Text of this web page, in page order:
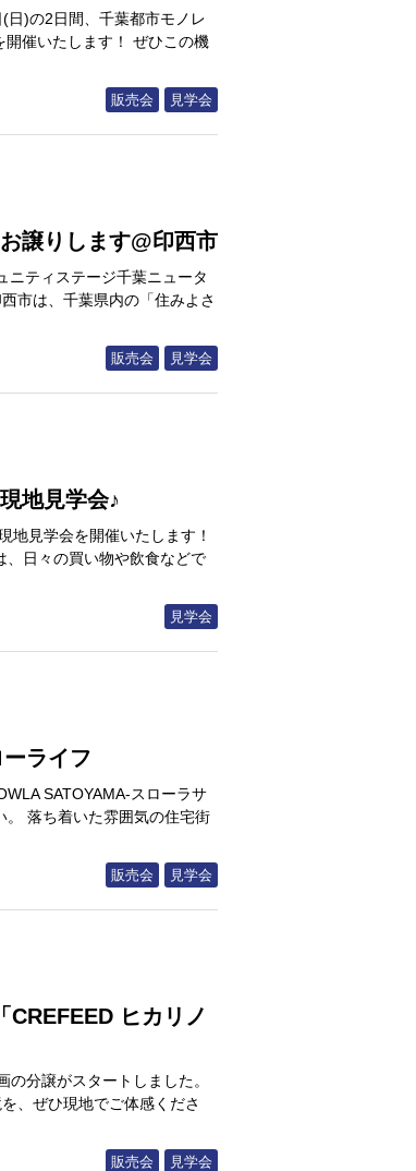
日)の2日間、千葉都市モノレ
催いたします！ ぜひこの機
販売会 見学会
譲りします@印西市
ニティステージ千葉ニュータ
市は、千葉県内の「住みよさ
販売会 見学会
地見学会♪
地見学会を開催いたします！
、日々の買い物や飲食などで
見学会
ライフ
SATOYAMA-スローラサ
。 落ち着いた雰囲気の住宅街
販売会 見学会
CREFEED ヒカリノ
分譲がスタートしました。
、ぜひ現地でご体感くださ
販売会 見学会